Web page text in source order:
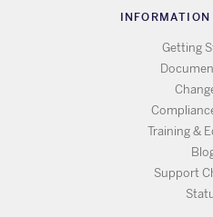
Getting
Training &
Support